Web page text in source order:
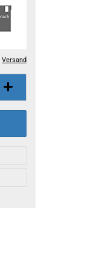
Versand